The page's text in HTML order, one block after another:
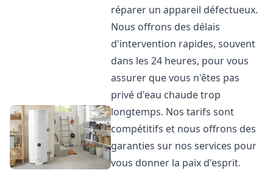
réparer un appareil défectueux.
Nous offrons des délais
d'intervention rapides, souvent
dans les 24 heures, pour vous
assurer que vous n'êtes pas
privé d'eau chaude trop
longtemps. Nos tarifs sont
compétitifs et nous offrons des
garanties sur nos services pour
vous donner la paix d'esprit.